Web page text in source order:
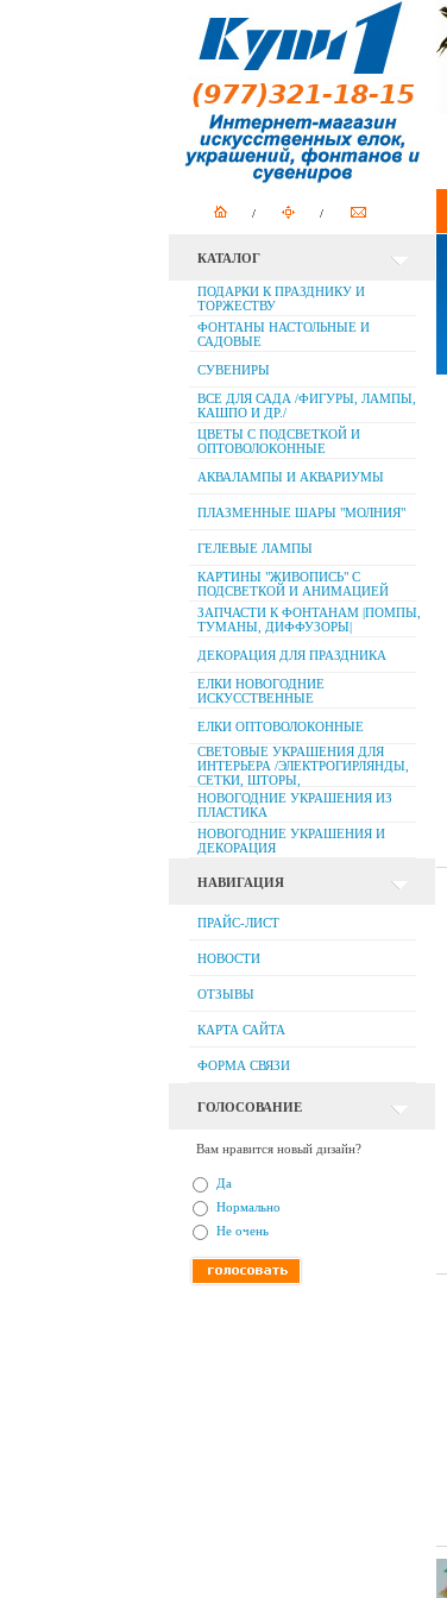
КАТАЛОГ
ПОДАРКИ К ПРАЗДНИКУ И
ТОРЖЕСТВУ
ФОНТАНЫ НАСТОЛЬНЫЕ И
САДОВЫЕ
СУВЕНИРЫ
ВСЕ ДЛЯ САДА /ФИГУРЫ, ЛАМПЫ,
КАШПО И ДР./
ЦВЕТЫ С ПОДСВЕТКОЙ И
ОПТОВОЛОКОННЫЕ
АКВАЛАМПЫ И АКВАРИУМЫ
ПЛАЗМЕННЫЕ ШАРЫ "МОЛНИЯ"
ГЕЛЕВЫЕ ЛАМПЫ
КАРТИНЫ "ЖИВОПИСЬ" С
ПОДСВЕТКОЙ И АНИМАЦИЕЙ
ЗАПЧАСТИ К ФОНТАНАМ |ПОМПЫ,
ТУМАНЫ, ДИФФУЗОРЫ|
ДЕКОРАЦИЯ ДЛЯ ПРАЗДНИКА
ЕЛКИ НОВОГОДНИЕ
ИСКУССТВЕННЫЕ
ЕЛКИ ОПТОВОЛОКОННЫЕ
СВЕТОВЫЕ УКРАШЕНИЯ ДЛЯ
ИНТЕРЬЕРА /ЭЛЕКТРОГИРЛЯНДЫ,
СЕТКИ, ШТОРЫ,
НОВОГОДНИЕ УКРАШЕНИЯ ИЗ
ПЛАСТИКА
НОВОГОДНИЕ УКРАШЕНИЯ И
ДЕКОРАЦИЯ
НАВИГАЦИЯ
ПРАЙС-ЛИСТ
НОВОСТИ
ОТЗЫВЫ
КАРТА САЙТА
ФОРМА СВЯЗИ
ГОЛОСОВАНИЕ
Вам нравится новый дизайн?
Да
Нормально
Не очень